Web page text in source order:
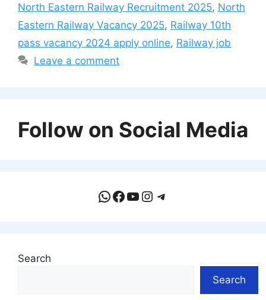
North Eastern Railway Recruitment 2025, North
Eastern Railway Vacancy 2025, Railway 10th
pass vacancy 2024 apply online, Railway job
Leave a comment
Follow on Social Media
WhatsApp
Facebook
YouTube
Instagram
Telegram
Search
Search